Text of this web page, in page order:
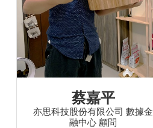
蔡嘉平
亦思科技股份有限公司 數據金
融中心 顧問